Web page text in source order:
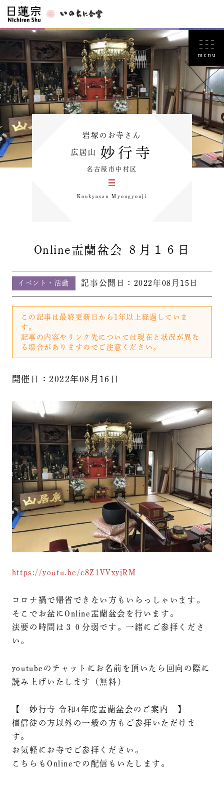
岩塚のお寺さん
広居山 妙行寺
名古屋市中村区
Koukyosan Myougyouji
Online盂蘭盆会 ８月１６日
イベント・活動 記事公開日： 2022年08月15日
この記事は最終更新日から1年以上経過していま
す。
記事の内容やリンク先については現在と状況が異な
る場合がありますのでご注意ください。
開催日：2022年08月16日
https://youtu.be/c8Z1VVxyjRM
コロナ禍で帰省できない方もいらっしゃいます。
そこでお盆にOnline盂蘭盆会を行います。
法要の時間は３０分弱です。一緒にご参拝くださ
い。
youtubeのチャットにお名前を頂いたら回向の際に
読み上げいたします（無料）
【 妙行寺 令和4年度盂蘭盆会のご案内 】
檀信徒の方以外の一般の方もご参拝いただけま
す。
お気軽にお寺でご参拝ください。
こちらもOnlineでの配信もいたします。